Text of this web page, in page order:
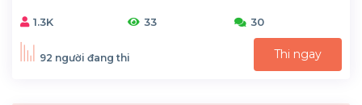
1.3K 33 30
92 người đang thi Thi ngay